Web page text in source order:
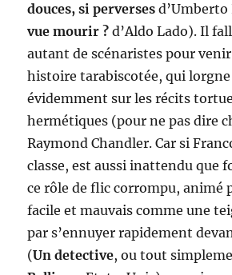
douces, si perverses
vue mourir ? d’Aldo Lado). Il
autant de scénaristes pour
histoire tarabiscotée, qui
évidemment sur les récits
hermétiques (pour ne pas dire
Raymond Chandler. Car si
classe, est aussi inattendu que
ce rôle de flic corrompu, animé
facile et mauvais comme une
par s’ennuyer rapidement
(Un detective, ou tout